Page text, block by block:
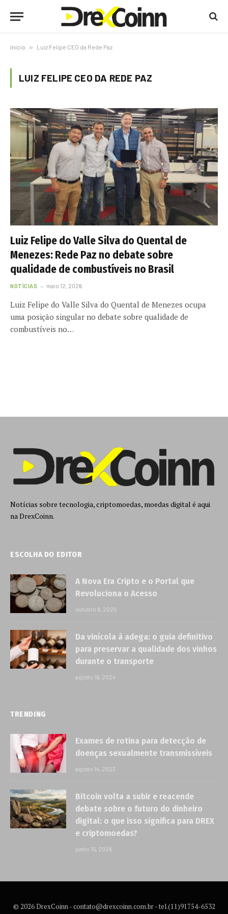
Início » Luiz Felipe CEO da Rede Paz
LUIZ FELIPE CEO DA REDE PAZ
Luiz Felipe do Valle Silva do Quental de
Menezes: Rede Paz no debate sobre
qualidade de combustíveis no Brasil
NOTÍCIAS maio 12, 2026
Luiz Felipe do Valle Silva do Quental de Menezes ocupa
uma posição singular no debate sobre qualidade de
combustíveis no…
Notícias sobre tecnologia, criptomoedas, moedas digital é aqui
na DrexCoinn.
ESCOLHA DO EDITOR
A Nova Era Cripto e o Portal que
Revoluciona o Acesso
outubro 6, 2025
Da vinícola à adega: o guia definitivo
para preservar a qualidade dos vinhos
durante o transporte
agosto 16, 2024
TRENDING
Exames de rotina para detecção de
doenças sexualmente transmissíveis
agosto 14, 2023
Bitcoin volta a subir e reacende
debate sobre o futuro do dinheiro
digital: o que isso significa para DREX
e criptomoedas?
junho 15, 2026
© 2026 DrexCoinn -contato@drexcoinn.com.br- tel.(11)91754-6532